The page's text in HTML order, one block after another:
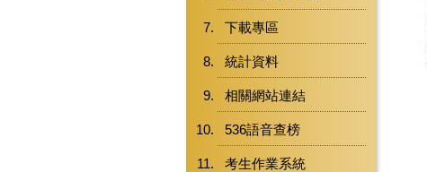
下載專區
統計資料
相關網站連結
536語音查榜
考生作業系統